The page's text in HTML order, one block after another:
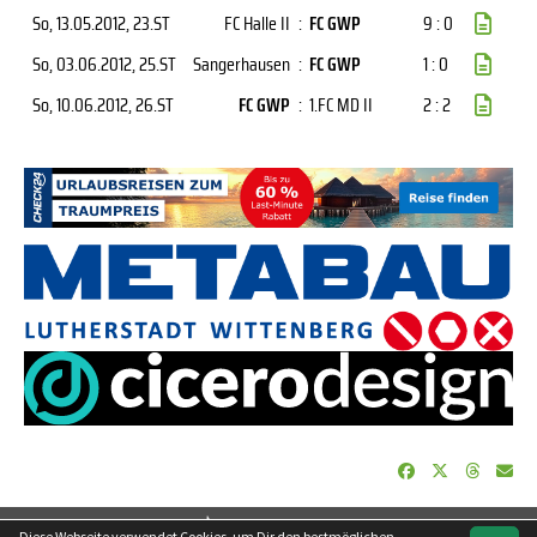
So, 13.05.2012, 23.ST FC Halle II : FC GWP
9 : 0
So, 03.06.2012, 25.ST Sangerhausen : FC GWP
1 : 0
So, 10.06.2012, 26.ST FC GWP : 1.FC MD II 2 : 2
soccero.de